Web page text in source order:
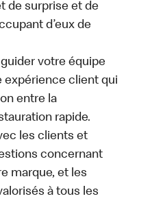
de surprise et de
d’eux de
votre équipe
expérience client qui
entre la
rapide.
les clients et
concernant
marque, et les
à tous les